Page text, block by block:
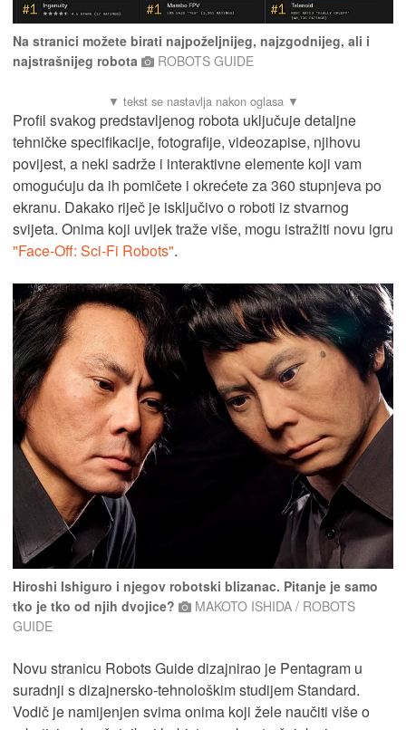
Na stranici možete birati najpoželjnijeg, najzgodnijeg, ali i
najstrašnijeg robota
ROBOTS GUIDE
Profil svakog predstavljenog robota uključuje detaljne
tehničke specifikacije, fotografije, videozapise, njihovu
povijest, a neki sadrže i interaktivne elemente koji vam
omogućuju da ih pomičete i okrećete za 360 ​​stupnjeva po
ekranu. Dakako riječ je isključivo o roboti iz stvarnog
svijeta. Onima koji uvijek traže više, mogu istražiti novu igru
"​​Face-Off: Sci-Fi Robots".
Hiroshi Ishiguro i njegov robotski blizanac. Pitanje je samo
tko je tko od njih dvojice?
MAKOTO ISHIDA / ROBOTS
GUIDE
Novu stranicu Robots Guide dizajnirao je Pentagram u
suradnji s dizajnersko-tehnološkim studijem Standard.
Vodič je namijenjen svima onima koji žele naučiti više o